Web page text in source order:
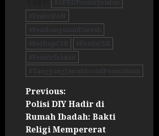
#APBDPesisirSelatan
#FraksiPAN
#PembangunanDaerah
#PerbupCSR
#PerdaCSR
#PesisirSelatan
#TanggungJawabSosialPerusahaan
Previous:
Polisi DIY Hadir di
Rumah Ibadah: Bakti
Religi Mempererat